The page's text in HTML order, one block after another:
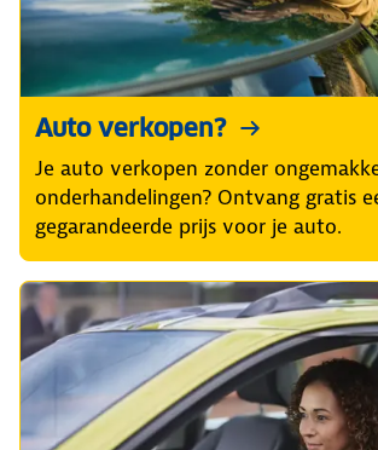
Auto verkopen?
Je auto verkopen zonder
onderhandelingen? Ontvang gratis
gegarandeerde prijs voor je auto.